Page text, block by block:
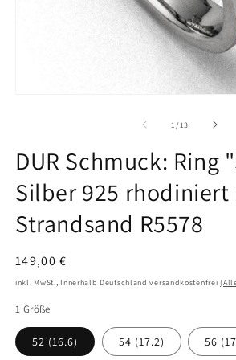
1/von
13
DUR Schmuck: Ring
Silber 925
Strandsand R5578
Normaler
Preis
149,00 €
inkl. MwSt., Innerhalb Deutschland versandkostenfrei
1 Größe
52 (16.6) 54 (17.2) 56